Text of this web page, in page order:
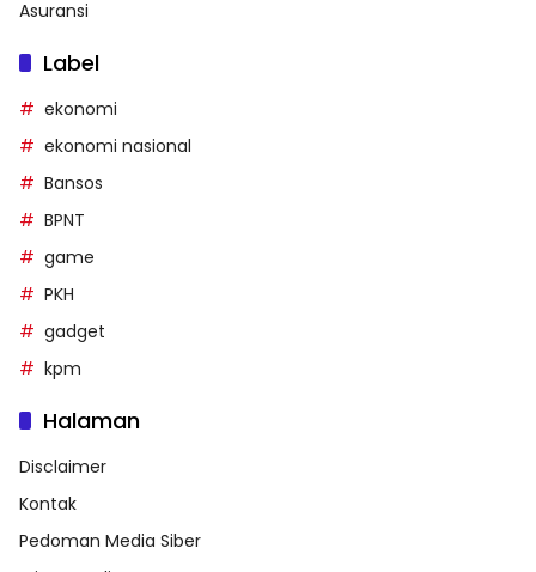
Asuransi
Label
ekonomi
ekonomi nasional
Bansos
BPNT
game
PKH
gadget
kpm
Halaman
Disclaimer
Kontak
Pedoman Media Siber